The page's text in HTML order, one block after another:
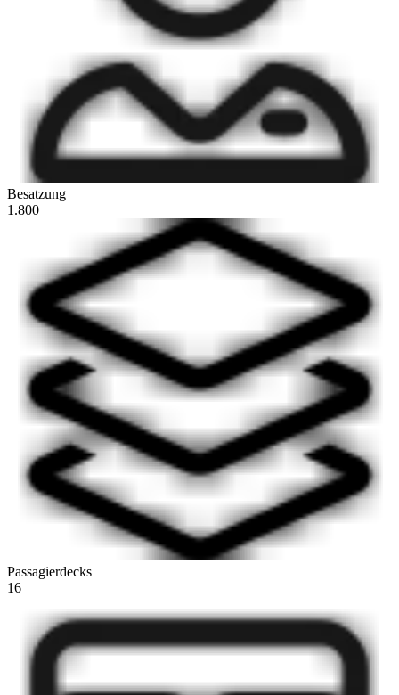
Besatzung
1.800
Passagierdecks
16